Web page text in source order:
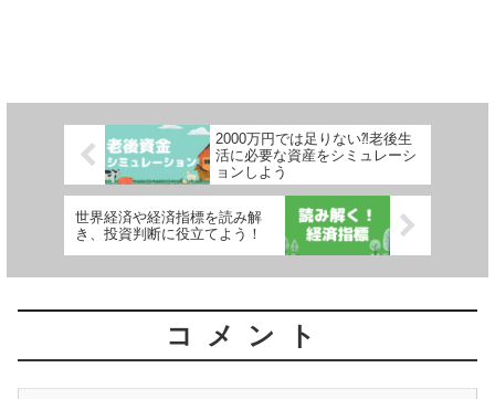
2000万円では足りない⁈老後生
活に必要な資産をシミュレーシ
ョンしよう
世界経済や経済指標を読み解
き、投資判断に役立てよう！
コメント